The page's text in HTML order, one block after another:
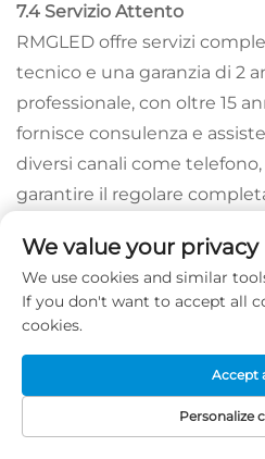
7.4 Servizio Attento
RMGLED offre servizi
tecnico e una garanzia di 2
professionale, con oltre 15
fornisce consulenza e
diversi canali come
garantire il regolare
We value your privacy
We use cookies and similar
If you don't want to accept all
cookies.
Personalize
Accept